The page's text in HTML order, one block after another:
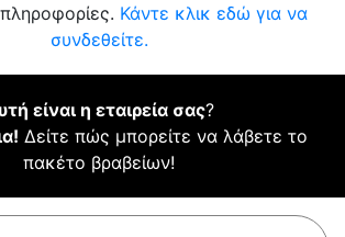
Κάντε κλικ εδώ για να
συνδεθείτε.
είναι η εταιρεία σας?
Δείτε πώς μπορείτε να λάβετε το
πακέτο βραβείων!